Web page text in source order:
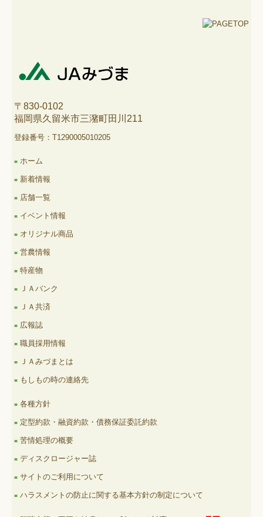
〒830-0102
福岡県久留米市三潴町田川211
登録番号：T1290005010205
■ ホーム
■ 新着情報
■ 店舗一覧
■ イベント情報
■ オリジナル商品
■ 営農情報
■ 特産物
■ ＪＡバンク
■ ＪＡ共済
■ 広報誌
■ 職員採用情報
■ ＪＡみづまとは
■ もしもの時の連絡先
■ 各種方針
■ 定型約款・融資約款・債務保証委託約款
■ 苦情処理の概要
■ ディスクロージャー誌
■ サイトのご利用について
■ ハラスメントの防止に関する基本方針の制定について